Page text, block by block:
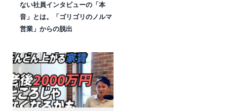
ない社員インタビューの「本
音」とは。「ゴリゴリのノルマ
営業」からの脱出